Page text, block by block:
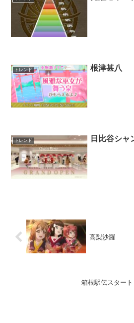
トレンド 根津甚八
トレンド 日比谷シャ
高梨沙羅
箱根駅伝スタート